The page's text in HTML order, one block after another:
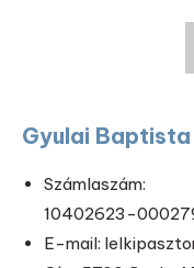
Gyulai
Számlaszám:
10402623-
E-mail: